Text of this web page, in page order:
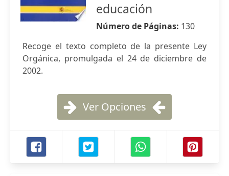
educación
Número de Páginas: 130
Recoge el texto completo de la presente Ley
Orgánica, promulgada el 24 de diciembre de
2002.
Ver Opciones